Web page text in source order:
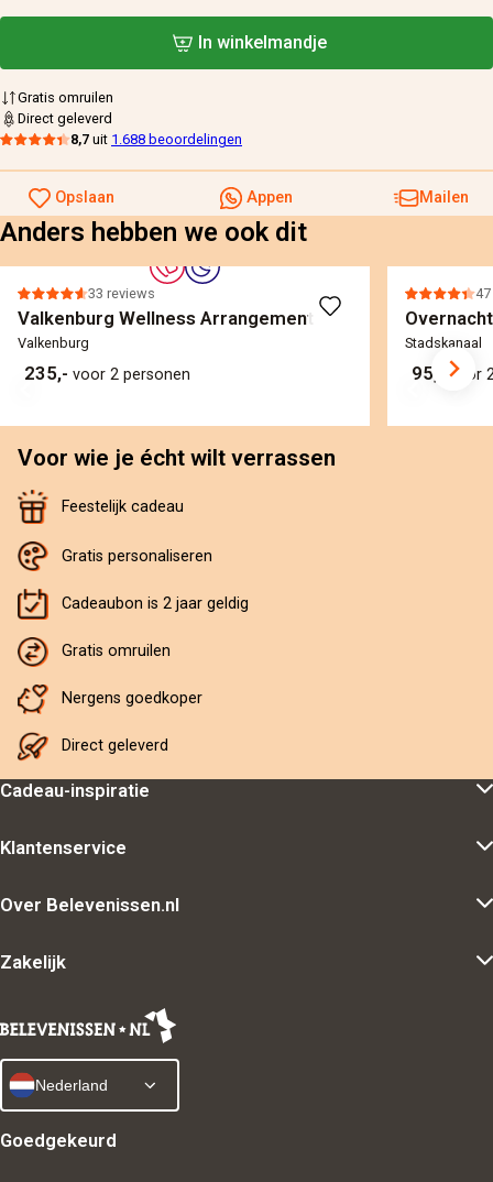
In winkelmandje
Gratis omruilen
Direct geleverd
8,7 uit 1.688 beoordelingen
Opslaan Appen Mailen
Anders hebben we ook dit
33 reviews
Valkenburg Wellness Arrangement
Valkenburg
235,- voor 2 personen
Stadskanaal
95,- voor
Voor wie je écht wilt verrassen
Feestelijk cadeau
Gratis personaliseren
Cadeaubon is 2 jaar geldig
Gratis omruilen
Nergens goedkoper
Direct geleverd
Cadeau-inspiratie
Klantenservice
Over Belevenissen.nl
Zakelijk
Nederland
Goedgekeurd